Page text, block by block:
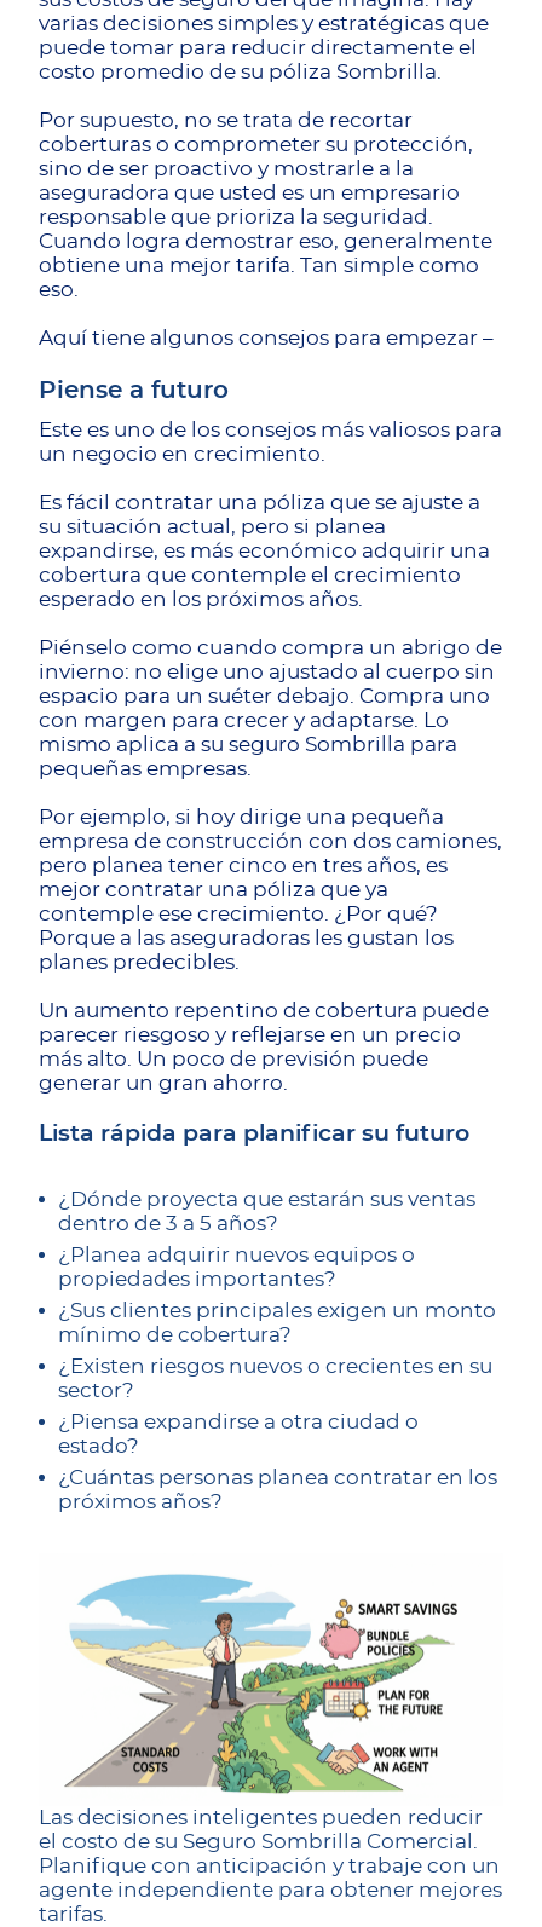
varias decisiones simples y estratégicas que
puede tomar para reducir directamente el
costo promedio de su póliza Sombrilla.
Por supuesto, no se trata de recortar
coberturas o comprometer su protección,
sino de ser proactivo y mostrarle a la
aseguradora que usted es un empresario
responsable que prioriza la seguridad.
Cuando logra demostrar eso, generalmente
obtiene una mejor tarifa. Tan simple como
eso.
Aquí tiene algunos consejos para empezar –
Piense a futuro
Este es uno de los consejos más valiosos para
un negocio en crecimiento.
Es fácil contratar una póliza que se ajuste a
su situación actual, pero si planea
expandirse, es más económico adquirir una
cobertura que contemple el crecimiento
esperado en los próximos años.
Piénselo como cuando compra un abrigo de
invierno: no elige uno ajustado al cuerpo sin
espacio para un suéter debajo. Compra uno
con margen para crecer y adaptarse. Lo
mismo aplica a su seguro Sombrilla para
pequeñas empresas.
Por ejemplo, si hoy dirige una pequeña
empresa de construcción con dos camiones,
pero planea tener cinco en tres años, es
mejor contratar una póliza que ya
contemple ese crecimiento. ¿Por qué?
Porque a las aseguradoras les gustan los
planes predecibles.
Un aumento repentino de cobertura puede
parecer riesgoso y reflejarse en un precio
más alto. Un poco de previsión puede
generar un gran ahorro.
Lista rápida para planificar su futuro
¿Dónde proyecta que estarán sus ventas
dentro de 3 a 5 años?
¿Planea adquirir nuevos equipos o
propiedades importantes?
¿Sus clientes principales exigen un monto
mínimo de cobertura?
¿Existen riesgos nuevos o crecientes en su
sector?
¿Piensa expandirse a otra ciudad o
estado?
¿Cuántas personas planea contratar en los
próximos años?
Las decisiones inteligentes pueden reducir
el costo de su Seguro Sombrilla Comercial.
Planifique con anticipación y trabaje con un
agente independiente para obtener mejores
tarifas.